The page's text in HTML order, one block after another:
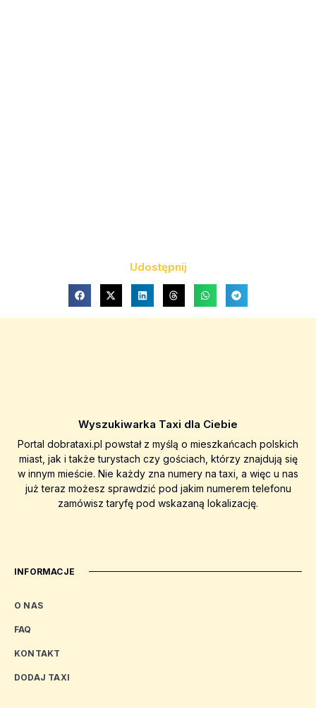
Udostępnij
Wyszukiwarka Taxi dla Ciebie
Portal dobrataxi.pl powstał z myślą o mieszkańcach polskich
miast, jak i także turystach czy gościach, którzy znajdują się
w innym mieście. Nie każdy zna numery na taxi, a więc u nas
już teraz możesz sprawdzić pod jakim numerem telefonu
zamówisz taryfę pod wskazaną lokalizację.
INFORMACJE
O NAS
FAQ
KONTAKT
DODAJ TAXI